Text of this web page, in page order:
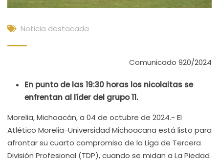
Noticia destacada
Comunicado 920/2024
En punto de las 19:30 horas los nicolaitas se
enfrentan al líder del grupo 11.
Morelia, Michoacán, a 04 de octubre de 2024.- El
Atlético Morelia-Universidad Michoacana está listo para
afrontar su cuarto compromiso de la Liga de Tercera
División Profesional (TDP), cuando se midan a La Piedad